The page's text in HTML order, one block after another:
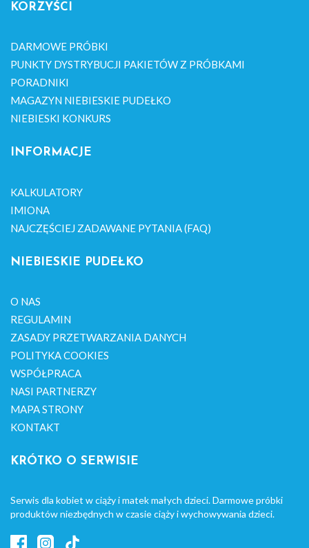
KORZYŚCI
DARMOWE PRÓBKI
PUNKTY DYSTRYBUCJI PAKIETÓW Z PRÓBKAMI
PORADNIKI
MAGAZYN NIEBIESKIE PUDEŁKO
NIEBIESKI KONKURS
INFORMACJE
KALKULATORY
IMIONA
NAJCZĘŚCIEJ ZADAWANE PYTANIA (FAQ)
NIEBIESKIE PUDEŁKO
O NAS
REGULAMIN
ZASADY PRZETWARZANIA DANYCH
POLITYKA COOKIES
WSPÓŁPRACA
NASI PARTNERZY
MAPA STRONY
KONTAKT
KRÓTKO O SERWISIE
Serwis dla kobiet w ciąży i matek małych dzieci. Darmowe próbki
produktów niezbędnych w czasie ciąży i wychowywania dzieci.